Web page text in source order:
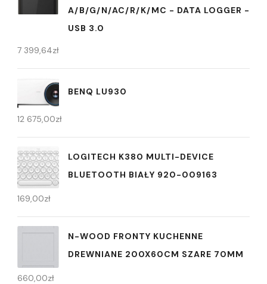
A/B/G/N/AC/R/K/MC - DATA LOGGER -
USB 3.0
7 399,64zł
BENQ LU930
12 675,00zł
LOGITECH K380 MULTI-DEVICE
BLUETOOTH BIAŁY 920-009163
169,00zł
N-WOOD FRONTY KUCHENNE
DREWNIANE 200X60CM SZARE 70MM
660,00zł